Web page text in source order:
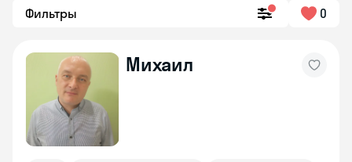
Фильтры 0
Михаил